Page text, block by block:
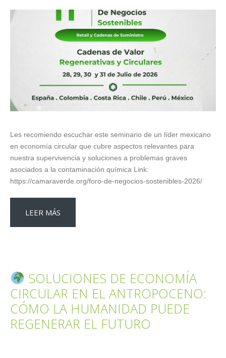
Les recomiendo escuchar este seminario de un líder mexicano
en economía circular que cubre aspectos relevantes para
nuestra supervivencia y soluciones a problemas graves
asociados a la contaminación química Link:
https://camaraverde.org/foro-de-negocios-sostenibles-2026/
LEER MÁS
SOLUCIONES DE ECONOMÍA
CIRCULAR EN EL ANTROPOCENO:
CÓMO LA HUMANIDAD PUEDE
REGENERAR EL FUTURO